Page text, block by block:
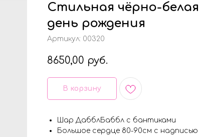
Стильная чёрно-
день рождения
Артикул: 00320
8650,00 руб.
В корзину
Шар ДабблБаббл с бантиками
Большое сердце 80-90см с надписью